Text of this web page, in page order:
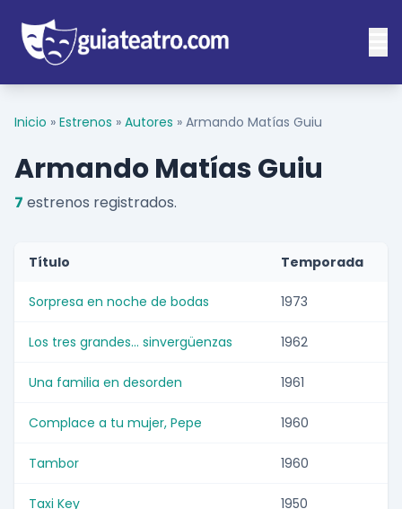
Inicio » Estrenos » Autores » Armando Matías Guiu
Armando Matías Guiu
7 estrenos registrados.
Título Temporada
Sorpresa en noche de bodas 1973
Los tres grandes... sinvergüenzas 1962
Una familia en desorden 1961
Complace a tu mujer, Pepe 1960
Tambor 1960
Taxi Key 1950